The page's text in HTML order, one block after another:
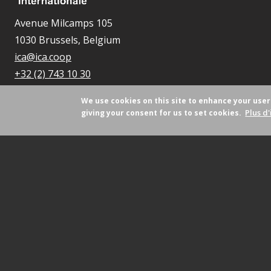
Avenue Milcamps 105
1030 Brussels, Belgium
ica@ica.coop
+32 (2) 743 10 30
We use cookies on this site to enhance your
giving your consent for us to set cookies. Plus